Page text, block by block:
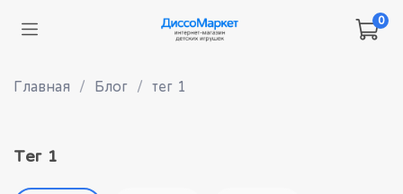
0
Главная Блог тег 1
тег 1